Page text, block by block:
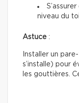
niveau du
Astuce :
Installer un
s’installe) pour
les gouttières.